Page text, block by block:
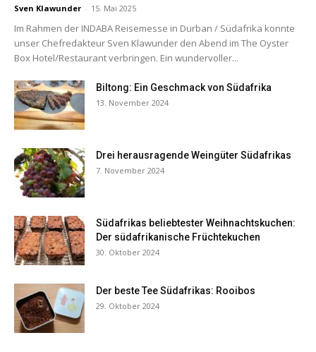
Sven Klawunder - 15. Mai 2025
Im Rahmen der INDABA Reisemesse in Durban / Südafrika konnte
unser Chefredakteur Sven Klawunder den Abend im The Oyster
Box Hotel/Restaurant verbringen. Ein wundervoller...
Biltong: Ein Geschmack von Südafrika
13. November 2024
Drei herausragende Weingüter Südafrikas
7. November 2024
Südafrikas beliebtester Weihnachtskuchen:
Der südafrikanische Früchtekuchen
30. Oktober 2024
Der beste Tee Südafrikas: Rooibos
29. Oktober 2024